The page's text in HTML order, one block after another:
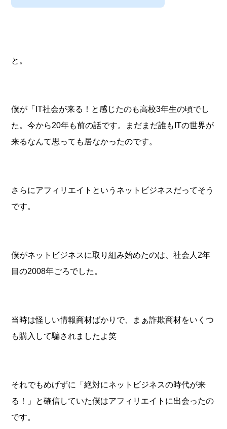
と。
僕が「IT社会が来る！と感じたのも高校3年生の頃でし
た。今から20年も前の話です。まだまだ誰もITの世界が
来るなんて思っても居なかったのです。
さらにアフィリエイトというネットビジネスだってそう
です。
僕がネットビジネスに取り組み始めたのは、社会人2年
目の2008年ごろでした。
当時は怪しい情報商材ばかりで、まぁ詐欺商材をいくつ
も購入して騙されましたよ笑
それでもめげずに「絶対にネットビジネスの時代が来
る！」と確信していた僕はアフィリエイトに出会ったの
です。